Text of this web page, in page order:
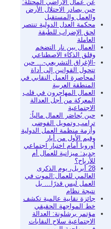
عن عمال الأراضي المحتلة:
حين يصادر الاحتلال الأرض
والعمل والمستقبل
محكمة العدل الدولية تنتصر
لحق الإضراب للطبقة
العاملة
العمال بين نار التضخم
وقلق الذكاء الاصطناعي
-الإغراق التشريعي-… حين
تتحول القوانين إلى أداة
لمحاصرة العمل النقابي في
المنطقة العربية
العمال المهاجرون في قلب
المعركة من أجل العدالة
الاجتماعية
حين يُحاصَر العمال مالياً:
ترامب وتمويل الفوضى
وأزمة منظمة العمل الدولية
وقيم الأول من أيار
أوروبا أمام اختبار اجتماعي
جديد: ميزانية للعمال أم
للأرباح؟
28 أبريل، يوم الذكرى
العالمي للعمال:الموت في
العمل ليس قدرًا… بل
نتيجة نظام
جائزة نقابية عالمية تكشف
خط المواجهة الحقيقي
مؤتمر برشلونة: العدالة
الاجتماعية سلاح النقابات